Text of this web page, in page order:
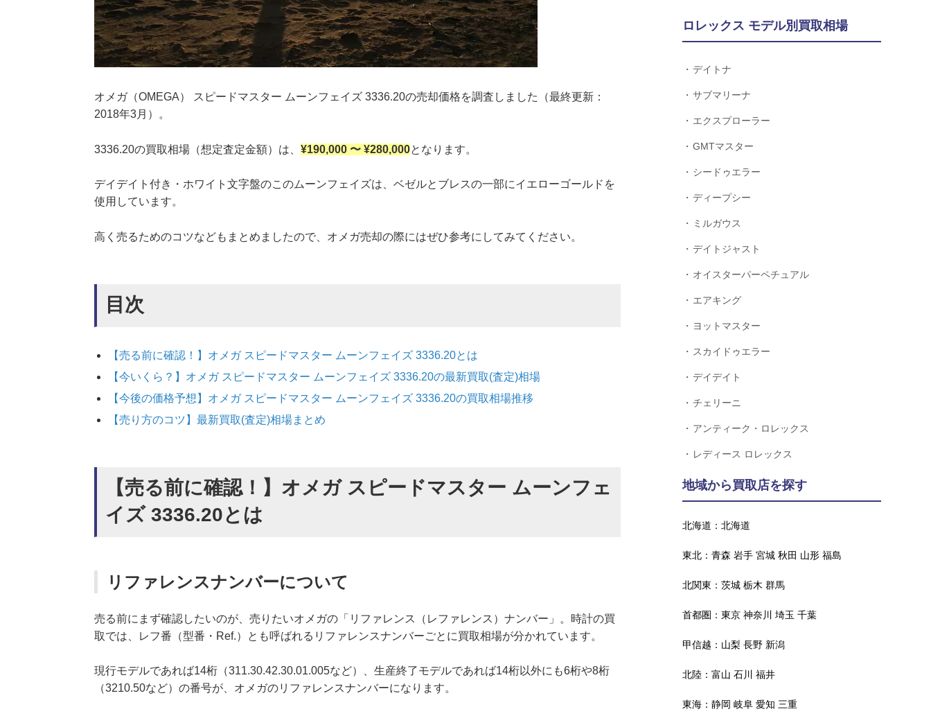
オメガ（OMEGA） スピードマスター ムーンフェイズ 3336.20の売却価格を調査しました（最終更新：
2018年3月）。
3336.20の買取相場（想定査定金額）は、 ¥190,000 〜 ¥280,000となります。
デイデイト付き・ホワイト文字盤のこのムーンフェイズは、ベゼルとブレスの一部にイエローゴールドを
使用しています。
高く売るためのコツなどもまとめましたので、オメガ売却の際にはぜひ参考にしてみてください。
目次
【売る前に確認！】オメガ スピードマスター ムーンフェイズ 3336.20とは
【今いくら？】オメガ スピードマスター ムーンフェイズ 3336.20の最新買取(査定)相場
【今後の価格予想】オメガ スピードマスター ムーンフェイズ 3336.20の買取相場推移
【売り方のコツ】最新買取(査定)相場まとめ
【売る前に確認！】オメガ スピードマスター ムーンフェ
イズ 3336.20とは
リファレンスナンバーについて
売る前にまず確認したいのが、売りたいオメガの「リファレンス（レファレンス）ナンバー」。時計の買
取では、レフ番（型番・Ref.）とも呼ばれるリファレンスナンバーごとに買取相場が分かれています。
現行モデルであれば14桁（311.30.42.30.01.005など）、生産終了モデルであれば14桁以外にも6桁や8桁
（3210.50など）の番号が、オメガのリファレンスナンバーになります。
ロレックス モデル別買取相場
デイトナ
サブマリーナ
エクスプローラー
GMTマスター
シードゥエラー
ディープシー
ミルガウス
デイトジャスト
オイスターパーペチュアル
エアキング
ヨットマスター
スカイドゥエラー
デイデイト
チェリーニ
アンティーク・ロレックス
レディース ロレックス
地域から買取店を探す
北海道： 北海道
東北： 青森 岩手 宮城 秋田 山形 福島
北関東： 茨城 栃木 群馬
首都圏： 東京 神奈川 埼玉 千葉
甲信越： 山梨 長野 新潟
北陸： 富山 石川 福井
東海： 静岡 岐阜 愛知 三重